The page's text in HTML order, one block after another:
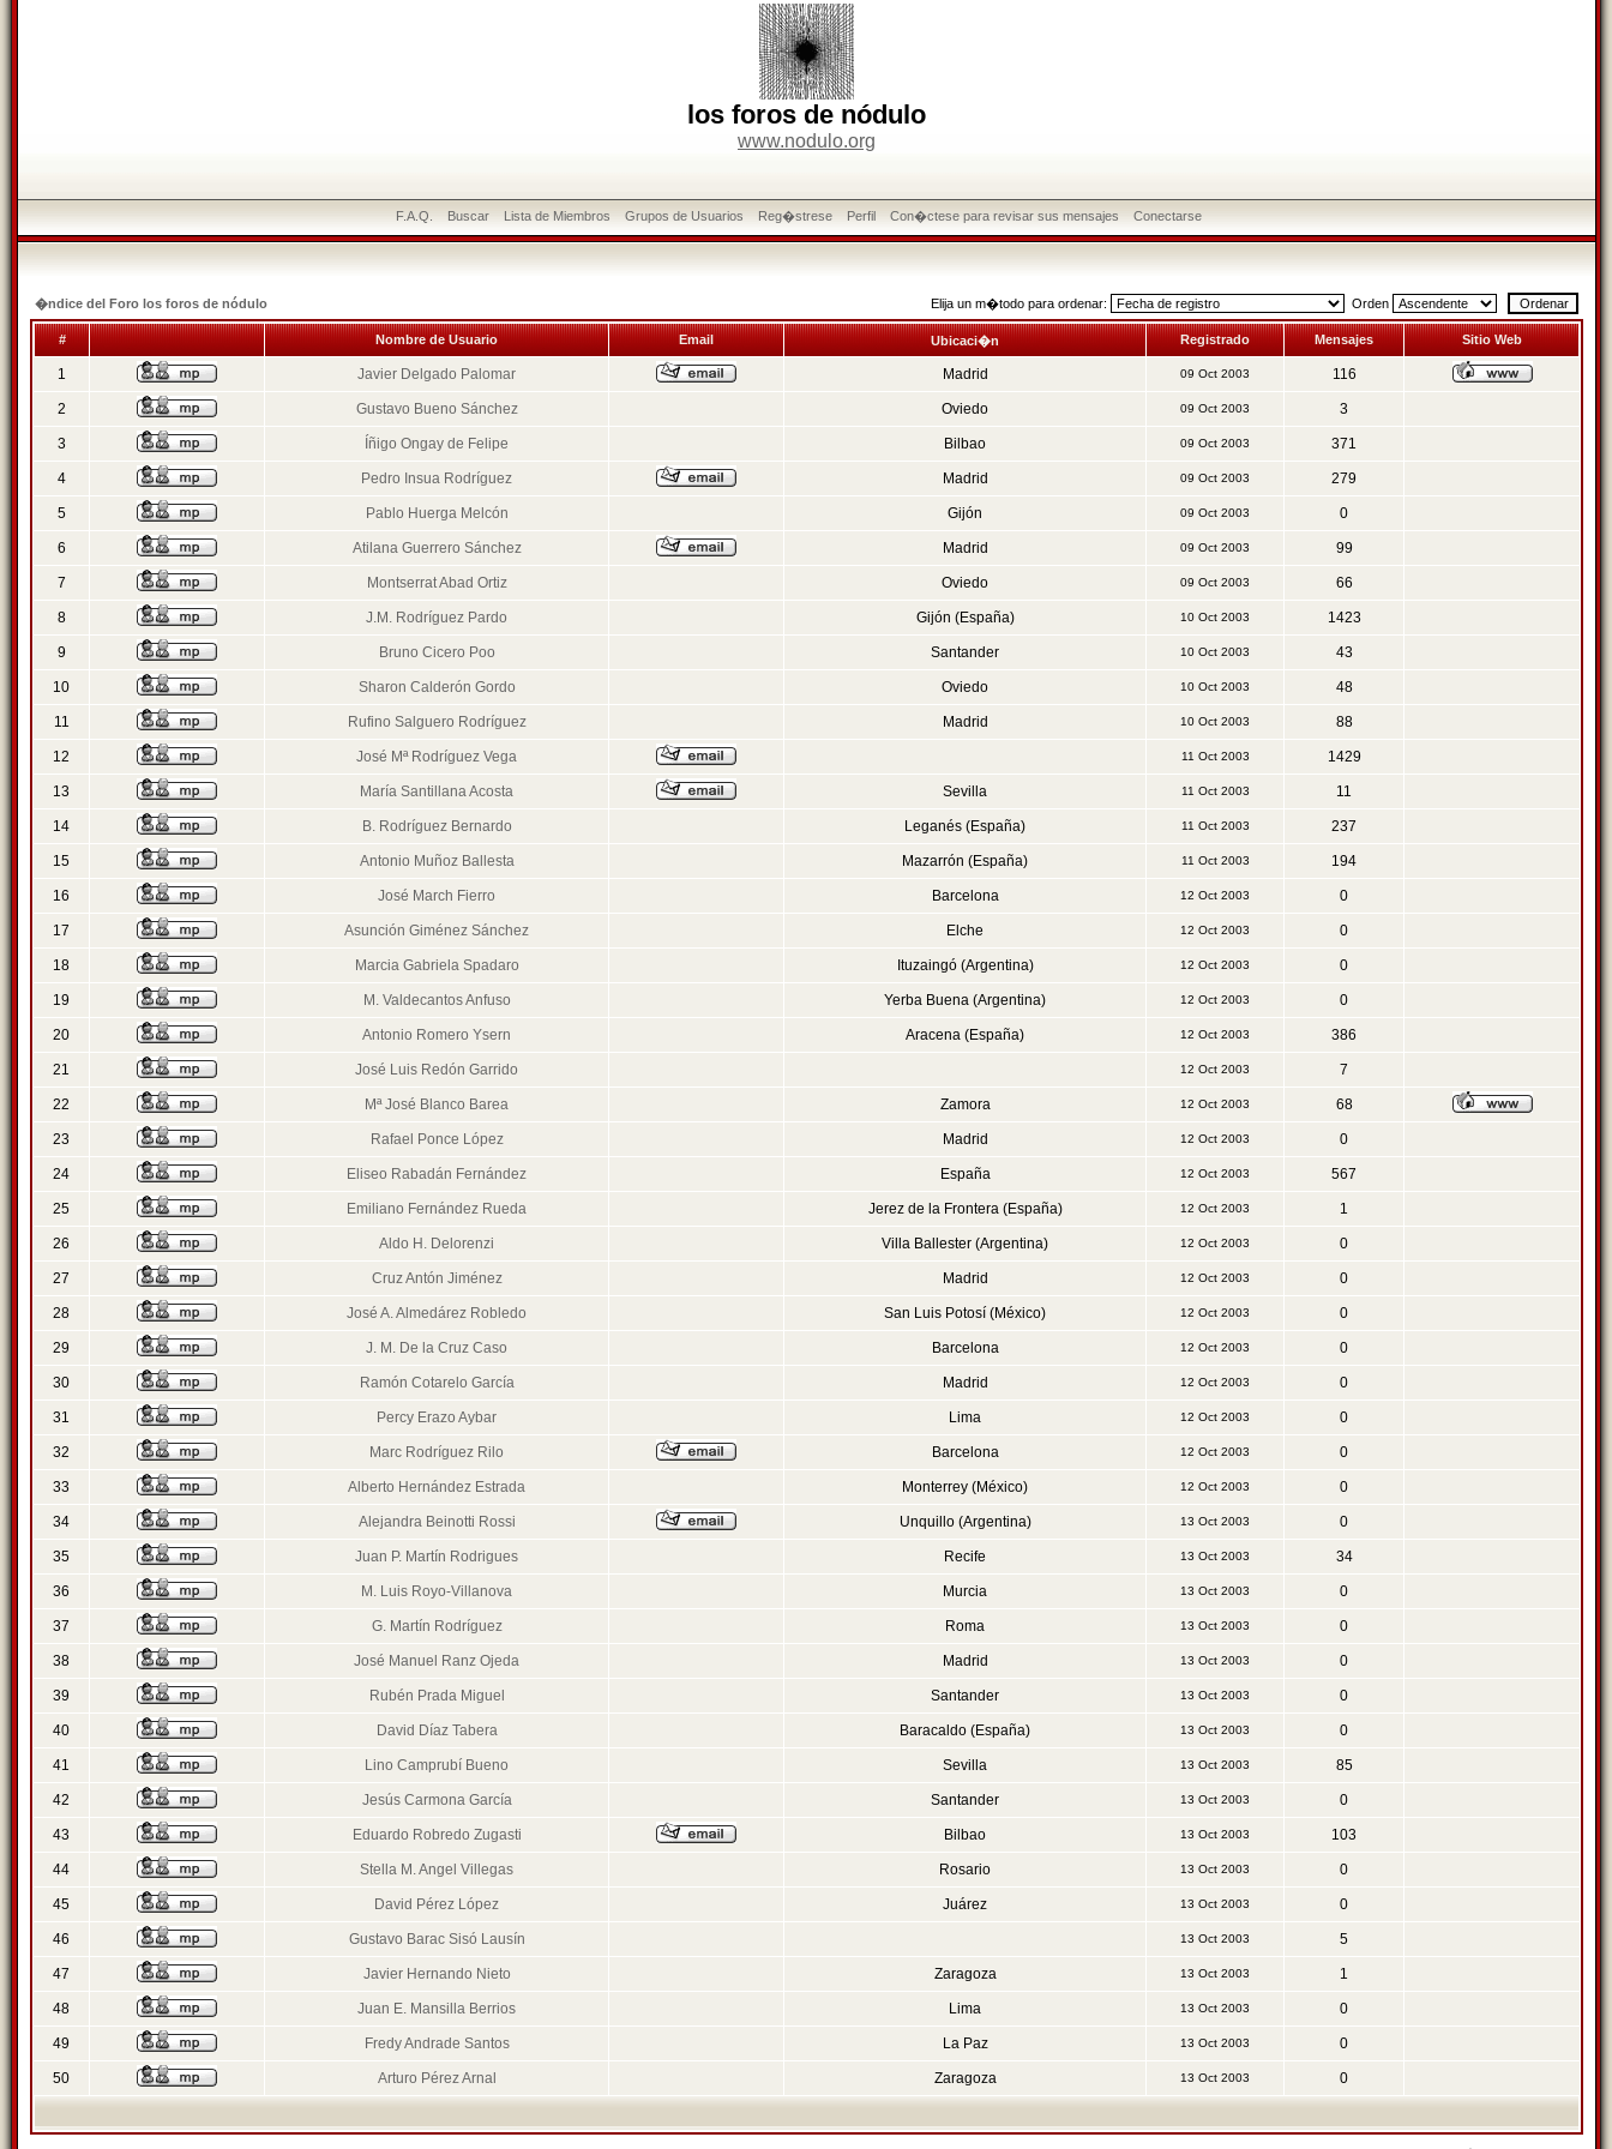
los foros de nódulo
www.nodulo.org
F.A.Q. Buscar Lista de Miembros Grupos de Usuarios Reg�strese Perfil Con�ctese para revisar sus mensajes Conectarse
�ndice del Foro los foros de nódulo Elija un m�todo para ordenar: Orden
# Nombre de Usuario Email Ubicaci�n Registrado Mensajes Sitio Web
1 Javier Delgado Palomar Madrid 09 Oct 2003 116
2 Gustavo Bueno Sánchez Oviedo 09 Oct 2003 3
3 Íñigo Ongay de Felipe Bilbao 09 Oct 2003 371
4 Pedro Insua Rodríguez Madrid 09 Oct 2003 279
5 Pablo Huerga Melcón Gijón 09 Oct 2003 0
6 Atilana Guerrero Sánchez Madrid 09 Oct 2003 99
7 Montserrat Abad Ortiz Oviedo 09 Oct 2003 66
8 J.M. Rodríguez Pardo Gijón (España) 10 Oct 2003 1423
9 Bruno Cicero Poo Santander 10 Oct 2003 43
10 Sharon Calderón Gordo Oviedo 10 Oct 2003 48
11 Rufino Salguero Rodríguez Madrid 10 Oct 2003 88
12 José Mª Rodríguez Vega 11 Oct 2003 1429
13 María Santillana Acosta Sevilla 11 Oct 2003 11
14 B. Rodríguez Bernardo Leganés (España) 11 Oct 2003 237
15 Antonio Muñoz Ballesta Mazarrón (España) 11 Oct 2003 194
16 José March Fierro Barcelona 12 Oct 2003 0
17 Asunción Giménez Sánchez Elche 12 Oct 2003 0
18 Marcia Gabriela Spadaro Ituzaingó (Argentina) 12 Oct 2003 0
19 M. Valdecantos Anfuso Yerba Buena (Argentina) 12 Oct 2003 0
20 Antonio Romero Ysern Aracena (España) 12 Oct 2003 386
21 José Luis Redón Garrido 12 Oct 2003 7
22 Mª José Blanco Barea Zamora 12 Oct 2003 68
23 Rafael Ponce López Madrid 12 Oct 2003 0
24 Eliseo Rabadán Fernández España 12 Oct 2003 567
25 Emiliano Fernández Rueda Jerez de la Frontera (España) 12 Oct 2003 1
26 Aldo H. Delorenzi Villa Ballester (Argentina) 12 Oct 2003 0
27 Cruz Antón Jiménez Madrid 12 Oct 2003 0
28 José A. Almedárez Robledo San Luis Potosí (México) 12 Oct 2003 0
29 J. M. De la Cruz Caso Barcelona 12 Oct 2003 0
30 Ramón Cotarelo García Madrid 12 Oct 2003 0
31 Percy Erazo Aybar Lima 12 Oct 2003 0
32 Marc Rodríguez Rilo Barcelona 12 Oct 2003 0
33 Alberto Hernández Estrada Monterrey (México) 12 Oct 2003 0
34 Alejandra Beinotti Rossi Unquillo (Argentina) 13 Oct 2003 0
35 Juan P. Martín Rodrigues Recife 13 Oct 2003 34
36 M. Luis Royo-Villanova Murcia 13 Oct 2003 0
37 G. Martín Rodríguez Roma 13 Oct 2003 0
38 José Manuel Ranz Ojeda Madrid 13 Oct 2003 0
39 Rubén Prada Miguel Santander 13 Oct 2003 0
40 David Díaz Tabera Baracaldo (España) 13 Oct 2003 0
41 Lino Camprubí Bueno Sevilla 13 Oct 2003 85
42 Jesús Carmona García Santander 13 Oct 2003 0
43 Eduardo Robredo Zugasti Bilbao 13 Oct 2003 103
44 Stella M. Angel Villegas Rosario 13 Oct 2003 0
45 David Pérez López Juárez 13 Oct 2003 0
46 Gustavo Barac Sisó Lausín 13 Oct 2003 5
47 Javier Hernando Nieto Zaragoza 13 Oct 2003 1
48 Juan E. Mansilla Berrios Lima 13 Oct 2003 0
49 Fredy Andrade Santos La Paz 13 Oct 2003 0
50 Arturo Pérez Arnal Zaragoza 13 Oct 2003 0